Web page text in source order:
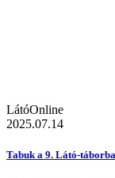
LátóOnline
2025.07.14
Tabuk a 9. Látó-